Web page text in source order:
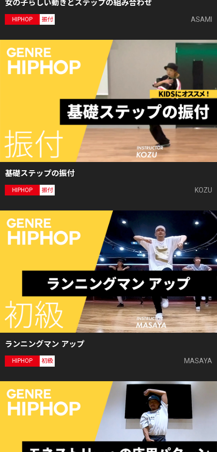
女の子らしい動きとステップの組み合わせ
HIPHOP 振付 ASAMI
基礎ステップの振付
HIPHOP 振付 KOZU
ランニングマン アップ
HIPHOP 初級 MASAYA